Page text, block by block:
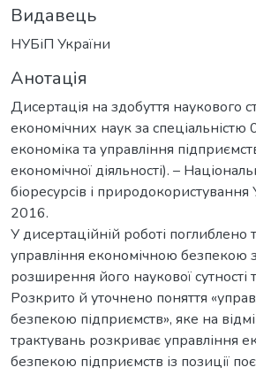
Видавець
НУБіП України
Анотація
Дисертація на здобуття наукового
економічних наук за спеціальністю
економіка та управління
економічної діяльності). –
біоресурсів і природокористування
2016.
У дисертаційній роботі поглиблено
управління економічною безпекою
розширення його наукової сутності
Розкрито й уточнено поняття
безпекою підприємств», яке на
трактувань розкриває управління
безпекою підприємств із позиції